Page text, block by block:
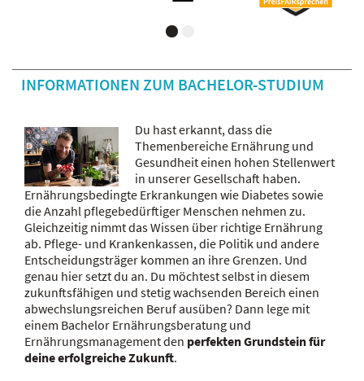
INFORMATIONEN ZUM BACHELOR-STUDIUM
Du hast erkannt, dass die
Themenbereiche Ernährung und
Gesundheit einen hohen Stellenwert
in unserer Gesellschaft haben.
Ernährungsbedingte Erkrankungen wie Diabetes sowie
die Anzahl pflegebedürftiger Menschen nehmen zu.
Gleichzeitig nimmt das Wissen über richtige Ernährung
ab. Pflege- und Krankenkassen, die Politik und andere
Entscheidungsträger kommen an ihre Grenzen. Und
genau hier setzt du an. Du möchtest selbst in diesem
zukunftsfähigen und stetig wachsenden Bereich einen
abwechslungsreichen Beruf ausüben? Dann lege mit
einem Bachelor Ernährungsberatung und
Ernährungsmanagement den perfekten Grundstein für
deine erfolgreiche Zukunft.